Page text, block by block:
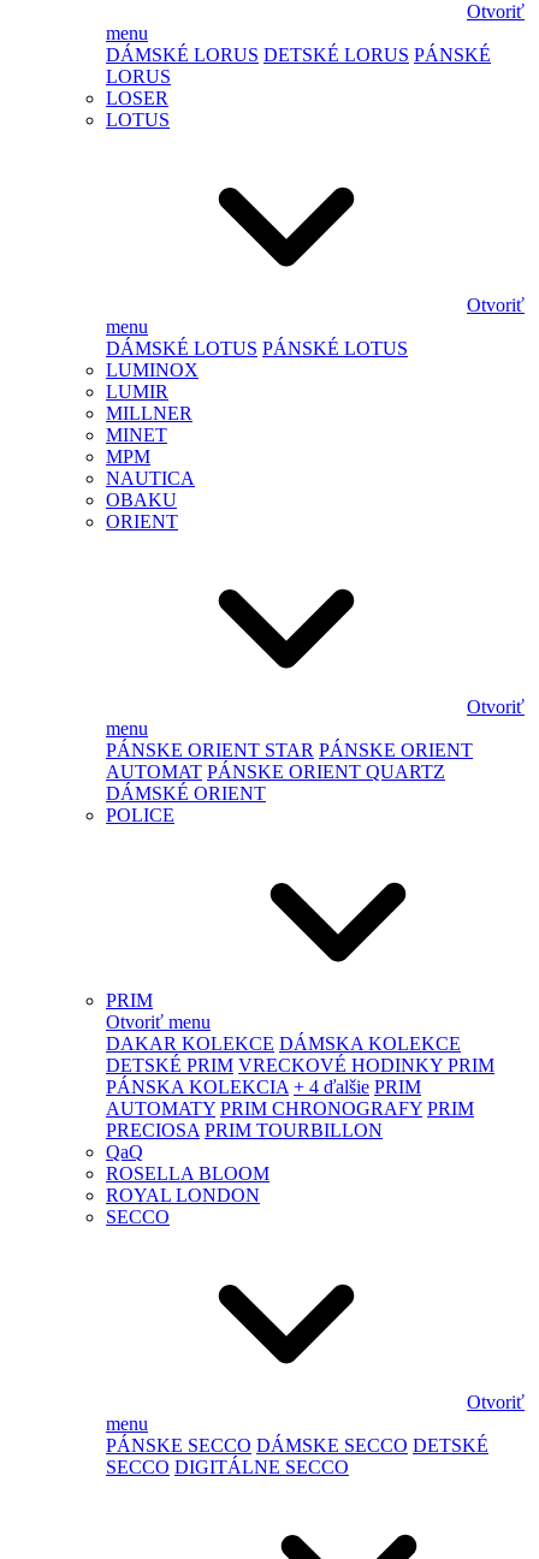
Otvoriť
menu
DÁMSKÉ LORUS DETSKÉ LORUS PÁNSKÉ
LORUS
LOSER
LOTUS
Otvoriť
menu
DÁMSKÉ LOTUS PÁNSKÉ LOTUS
LUMINOX
LUMIR
MILLNER
MINET
MPM
NAUTICA
OBAKU
ORIENT
Otvoriť
menu
PÁNSKE ORIENT STAR PÁNSKE ORIENT
AUTOMAT PÁNSKE ORIENT QUARTZ
DÁMSKÉ ORIENT
POLICE
PRIM
Otvoriť menu
DAKAR KOLEKCE DÁMSKA KOLEKCE
DETSKÉ PRIM VRECKOVÉ HODINKY PRIM
PÁNSKA KOLEKCIA + 4 ďalšie PRIM
AUTOMATY PRIM CHRONOGRAFY PRIM
PRECIOSA PRIM TOURBILLON
QaQ
ROSELLA BLOOM
ROYAL LONDON
SECCO
Otvoriť
menu
PÁNSKE SECCO DÁMSKE SECCO DETSKÉ
SECCO DIGITÁLNE SECCO